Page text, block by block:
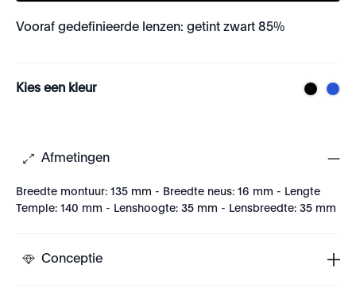
Vooraf gedefinieerde lenzen: getint zwart 85%
Kies een kleur
Afmetingen
Breedte montuur: 135 mm - Breedte neus: 16 mm - Lengte
Temple: 140 mm - Lenshoogte: 35 mm - Lensbreedte: 35 mm
Conceptie